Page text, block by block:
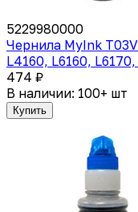
5229980000
Чернила MyInk
L4160, L6160,
474 ₽
В наличии: 100+ шт
Купить